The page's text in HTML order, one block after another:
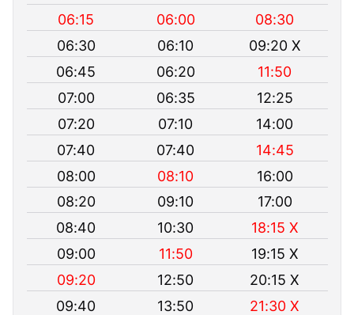
06:15
06:00
08:30
06:30
06:10
09:20 X
06:45
06:20
11:50
07:00
06:35
12:25
07:20
07:10
14:00
07:40
07:40
14:45
08:00
08:10
16:00
08:20
09:10
17:00
08:40
10:30
18:15 X
09:00
11:50
19:15 X
09:20
12:50
20:15 X
09:40
13:50
21:30 X